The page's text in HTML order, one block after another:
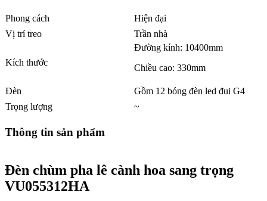
Phong cách
Hiện đại
Vị trí treo
Trần nhà
Kích thước
Đường kính: 10400mm
Chiều cao: 330mm
Đèn
Gồm 12 bóng đèn led đui G4
Trọng lượng
~
Thông tin sản phẩm
Đèn chùm pha lê cành hoa sang trọng
VU055312HA